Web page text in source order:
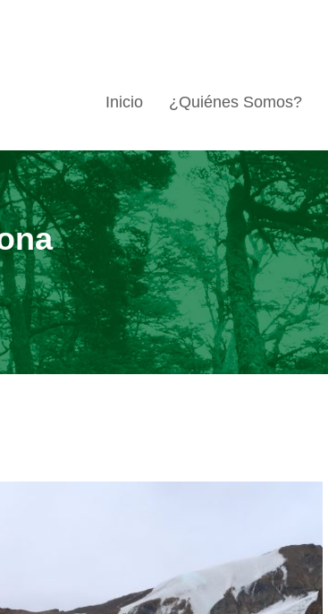
Inicio ¿Quiénes Somos?